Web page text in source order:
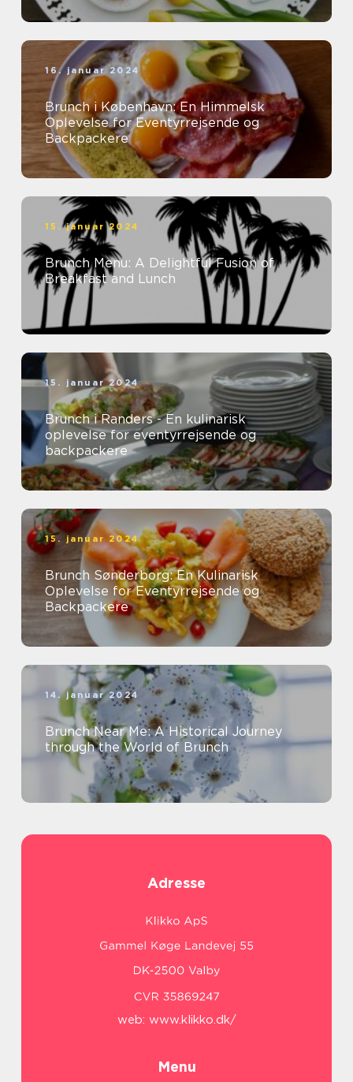
16. januar 2024
Brunch i København: En Himmelsk
Oplevelse for Eventyrrejsende og
Backpackere
15. januar 2024
Brunch Menu: A Delightful Fusion of
Breakfast and Lunch
15. januar 2024
Brunch i Randers - En kulinarisk
oplevelse for eventyrrejsende og
backpackere
15. januar 2024
Brunch Sønderborg: En Kulinarisk
Oplevelse for Eventyrrejsende og
Backpackere
14. januar 2024
Brunch Near Me: A Historical Journey
through the World of Brunch
Adresse
web: www.klikko.dk/
Menu